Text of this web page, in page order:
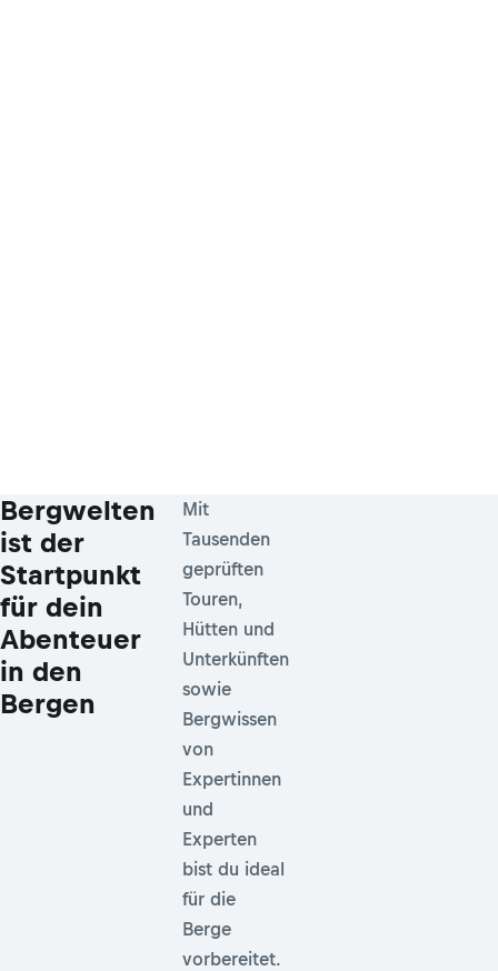
Bergwelten
ist der
Startpunkt
für dein
Abenteuer
in den
Bergen
Mit
Tausenden
geprüften
Touren,
Hütten und
Unterkünften
sowie
Bergwissen
von
Expertinnen
und
Experten
bist du ideal
für die
Berge
vorbereitet.